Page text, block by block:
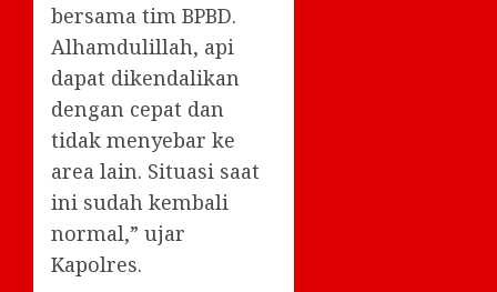
bersama tim BPBD.
Alhamdulillah, api
dapat dikendalikan
dengan cepat dan
tidak menyebar ke
area lain. Situasi saat
ini sudah kembali
normal,” ujar
Kapolres.